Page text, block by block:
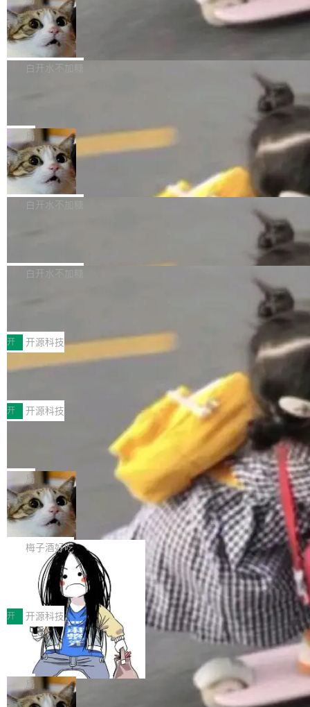
l 迁移或唤醒时，新宿主从 S3 恢复 SQLite 数据
库继续执行。存储库是持久化的唯一真相...
te 17 Pro、OPPO K15，要么是vivo X300 E这
样的次旗舰。 Galaxy Z Fold8 Ultra / Z Fold8 /
Z Flip8三款折叠屏新机均在7月22日发布，且全
部搭载骁龙8 Elite Gen5 for Galaxy，它们本该
本控制系统。目前处于 Early Access 阶段。 De
ltaDB 的核心思路直接写在 landing page 最显
眼的位置：「Software is made between com
mits」——软件是在 commit 之间写出来的。git
是把这段空隙补上。 回退到任何一次编辑：Delt
aDB 捕获 commit 之间的每一次操作，...
SpaceXAI 单季资本开支达 183 亿美元
根据风险投资人Tomer Tunguz 博客（VC 分
析）披露的最新分析与第二季度业绩报告，Spac
微软同期总资本开支的四成。 与亚马逊、Alpha
bet、微软以及 Meta 等传统科技巨头相比，Spa
ceXAI的资金消耗速度尤为引人瞩目。然而，支
撑庞大支出的资金来源却呈现出截然不同的面
貌。数据显示，微软和 Meta 主要依托充沛的经
白开水不加糖
一个在终端里运行的编程 agent；Muse Spark
1.2，驱动这个 agent 的新模型。一句话概括：
你可以用 curl -fsSL https://dev.meta.ai/install.
sh | bash 安装一个能在大项目里自动规划、写
代码、验证结果的 AI 终端工具。 据介绍，Muse
个主 agent 循环，外加一组后台 agent。这些后
局
美团开源 LoHoSearch，用知识图谱校
准 AI 能力认知
机器出题的前提，是让机器拥有全局视野。整个
构建流程可以分为四个环节：建图 → 控制难度
白开水不加糖
库，并将作为transport接入Mooncake TENT。
MPComm将作为一种传输引擎接入Mooncake T
ENT，实现零拷贝传输性能提升30%、非零拷贝
传输性能最高提升5倍。UCL-MPComm底层基
于自研UCL-Engine通信引擎，后续腾讯网平将
持续开源更多基于UCL-Engine的高性能通信组
件。 腾讯网平团队在UCL-MPComm中实现了一
个独立于业务线程的全局通信引擎（Engine），
白开水不加糖
型案例入选名单》，深信服“面向企业研发场景的
开源 AI 编程平台 CoStrict 应用”凭借卓越的技术
创新与落地成效成功入选。 全链路私有化部署，
助力企业AI研发安全落地 当前，越来越多企业已
经开始引入 AI Coding 工具，通过调用公有云模
型或企业内部部署模型提升研发效率。但随着 AI
Coding 从个人辅助工具逐步走向团队级、组织
级应用，企业在规模化落地过程中，对安全性、
可控性和代码质量提出了更高要求。 首先是数据
安全与合规要求。对于大多数普通研发场景，公
有云模型能够满足快速试用和效率提升的需求。
但对于金融、能源、医疗等对数据安全要求较...
开 开源科技
深信服AI算力网关入选工信部人工智能
前不久，工业和信息化部正式发布《2025年人工
智能应用典型案例名单》，集中展示人工智能在
各领域的应用成果，覆盖技术底座、行业赋能、
产品应用、支撑保障、专题等五大方向。深信服
AI算力网关（AI创新平台）成功入选！ 随着各行
各业的Agent走向规模化建设，算力构成形态逐
渐丰富，用户关注的重点也在发生变化：不只是
让AI用起来，还要进一步看清混合算力时代下，
Token花在哪里、算力是否被充分利用，以及持
续增长的AI成本该如何优化。 深信服AI算力网关
正是围绕这些实际问题，从Token治理和成本治
理两个方面，让用户的每一份算力都看得清、管
得住、用得稳、省得下、更安全！ 一、从现在开
始，Token使用一目...
开 开源科技
Jeff Dean 离开 Google：一个时代的结
束，一个实验室的开始
Google 员工编号 20。MapReduce 作者之一。
Bigtable 作者之一。TensorFlow 的作者之一。
Gemini 的架构师。Google 首席科学家。 Jeff D
ean 在 Google 工作了 27 年后，宣布离职。 他
不是一个人走。一同离开的还有 Sanjay Ghema
wat（Google 员工编号 23，Jeff Dean 二十多
年的编程搭档，MapReduce 和 Bigtable 的共同
作者）、Quoc Le（Google 大脑核心成员，Se
q2Seq 和 DocAI 的共同发明人）以及 Oriol Vin
yals（Gemini 联合负责人，AlphaSta...
局
🔥 SolonCode v2026.8.4 发布：界面
字体可调、22 种语言、记忆搜索增强
打开终端就能上岗的全中文编码智能体，这一轮
把「看得清、用母语、记得住」三件事一次补
齐。 SolonCode 是什么 SolonCode 是杭州无
耳科技研发的企业级终端编码智能体——一位全
中文驱动的数字员工，自主理解需求、规划步
骤、编写代码。不挑模型、不挑平台，curl 一行
装完即用。 开源地址：Gitee · GitCode · GitHu
b 安装 支持 Java 8+（8~26）、macOS / Linu
x / Windows / Harmony PC。 # macOS / Linu
x / Harmony PC curl -fsSL https://solon.noea
r.org/solon...
梅子酒好吃
让“代码语义理解”深度释放AI Coding
价值潜能：华为云码道（CodeArts）
代码仓技术解析
一、代码仓深度理解技术的作用与价值 在软件工
程实践中，代码仓是企业核心知识资产的主要载
体。企业级代码仓库通常包含数十万乃至数百万
个文件，其规模远超单次模型调用可承载的上下
文窗口。随着项目规模的持续扩张与代码历史的
不断累积，代码仓中的模块关系、接口契约、业
务逻辑等关键信息往往分散于数十乃至数百个文
开 开源科技
一条“删库”命令跑 17 小时，算法工程
师删光 89TB 数据只为干私活
最高人民检察院8月4日公布了一起案件：北京一
名90后算法工程师王某，为了给自己接的私活腾
服务器空间，删光了公司AI游戏部门的全部核心
局